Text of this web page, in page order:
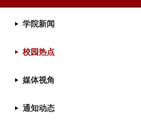
学院新闻
校园热点
媒体视角
通知动态